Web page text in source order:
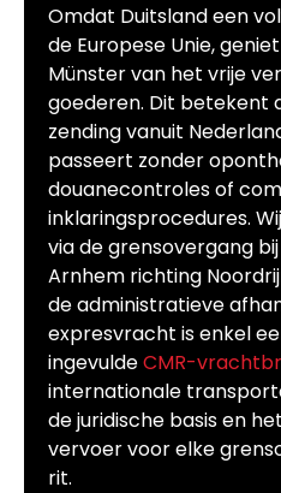
Omdat Duitsland een
de Europese Unie,
Münster van het vrije
goederen. Dit betekent
zending vanuit
passeert zonder
douanecontroles of
inklaringsprocedures.
via de grensovergang
Arnhem richting
de administratieve
expresvracht is enkel
ingevuldeCMR-
internationale
de juridische basis en
vervoer voor elke
rit.